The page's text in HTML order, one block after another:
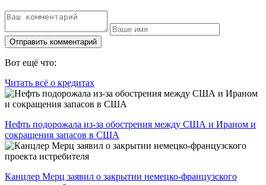
Вот ещё что:
Читать всё о кредитах
Нефть подорожала из-за обострения между США и Ираном и
сокращения запасов в США
Канцлер Мерц заявил о закрытии немецко-французского